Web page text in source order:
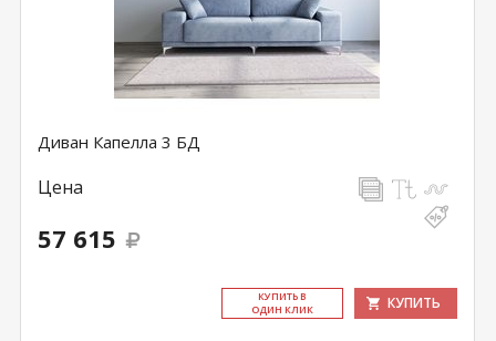
Диван Капелла 3 БД
Цена
57 615
КУ­ПИТЬ В
ОДИН КЛИК
КУПИТЬ